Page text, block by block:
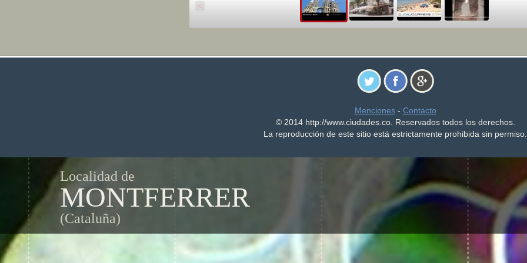
<
Menciones- Contacto
© 2014 http://www.ciudades.co. Reservados todos los derechos.
La reproducción de este sitio está estrictamente prohibida sin permiso.
Localidad de
MONTFERRER
(Cataluña)